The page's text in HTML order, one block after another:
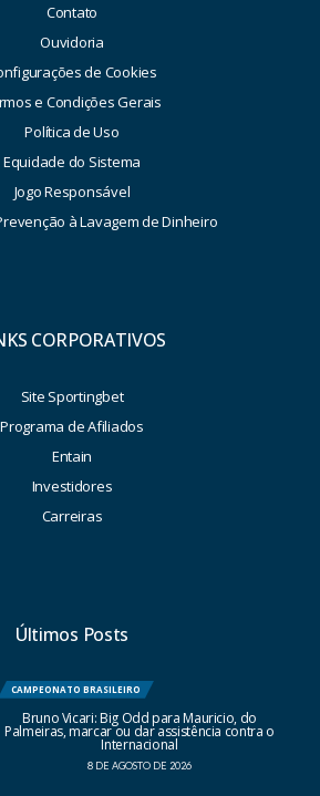
Contato
Ouvidoria
de Cookies
e Condições Gerais
Política de Uso
Equidade do Sistema
Jogo Responsável
à Lavagem de Dinheiro
CORPORATIVOS
Site Sportingbet
Programa de Afiliados
Entain
Investidores
Carreiras
Últimos Posts
CAMPEONATO BRASILEIRO
Bruno Vicari: Big Odd para Mauricio, do
Palmeiras, marcar ou dar assistência contra o
Internacional
8 DE AGOSTO DE 2026